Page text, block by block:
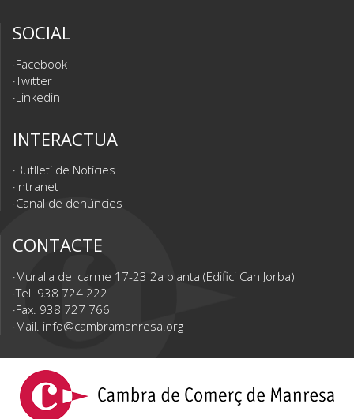
SOCIAL
Facebook
Twitter
Linkedin
INTERACTUA
Butlletí de Notícies
Intranet
Canal de denúncies
CONTACTE
Muralla del carme 17-23 2a planta (Edifici Can Jorba)
Tel. 938 724 222
Fax. 938 727 766
Mail. info@cambramanresa.org